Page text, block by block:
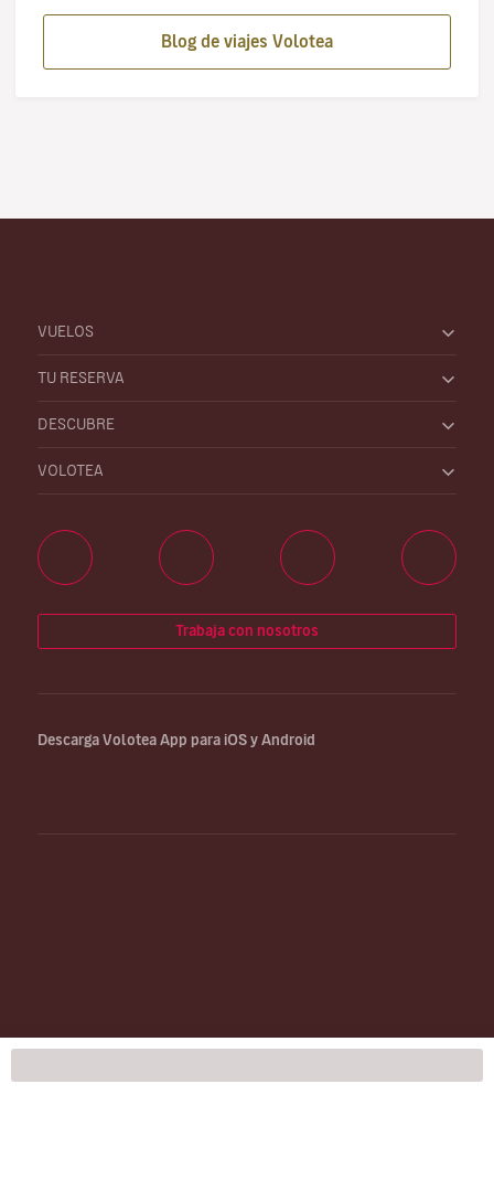
Blog de viajes Volotea
VUELOS
TU RESERVA
DESCUBRE
VOLOTEA
Trabaja con nosotros
Descarga Volotea App para iOS y Android